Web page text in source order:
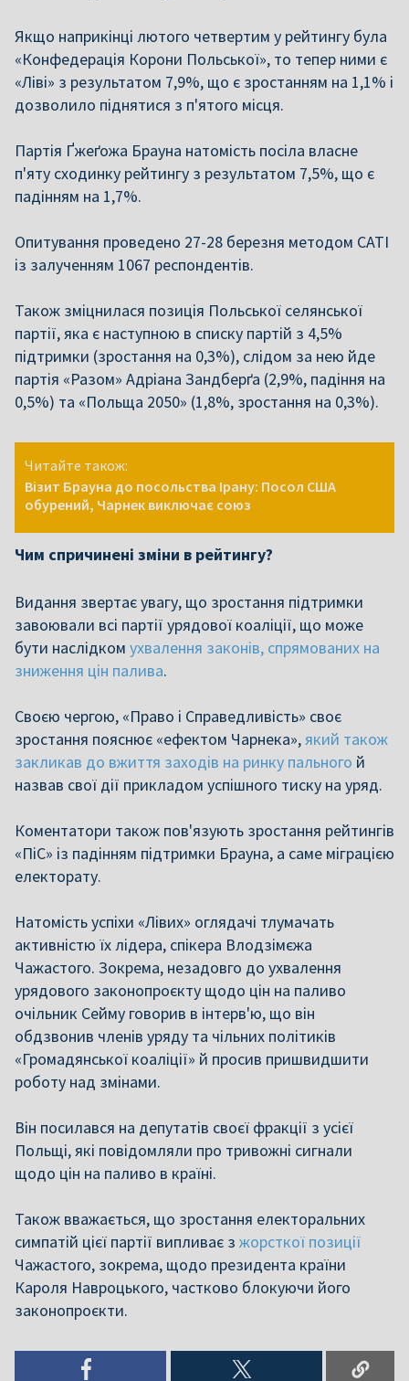
Якщо наприкінці лютого четвертим у рейтингу була
«Конфедерація Корони Польської», то тепер ними є
«Ліві» з результатом 7,9%, що є зростанням на 1,1% і
дозволило піднятися з п'ятого місця.
Партія Ґжеґожа Брауна натомість посіла власне
п'яту сходинку рейтингу з результатом 7,5%, що є
падінням на 1,7%.
Опитування проведено 27-28 березня методом CATI
із залученням 1067 респондентів.
Також зміцнилася позиція Польської селянської
партії, яка є наступною в списку партій з 4,5%
підтримки (зростання на 0,3%), слідом за нею йде
партія «Разом» Адріана Зандберґа (2,9%, падіння на
0,5%) та «Польща 2050» (1,8%, зростання на 0,3%).
Читайте також:
Візит Брауна до посольства Ірану: Посол США
обурений, Чарнек виключає союз
Чим спричинені зміни в рейтингу?
Видання звертає увагу, що зростання підтримки
завоювали всі партії урядової коаліції, що може
бути наслідком ухвалення законів, спрямованих на
зниження цін палива.
Своєю чергою, «Право і Справедливість» своє
зростання пояснює «ефектом Чарнека»,який також
закликав до вжиття заходів на ринку пального й
назвав свої дії прикладом успішного тиску на уряд.
Коментатори також пов'язують зростання рейтингів
«ПіС» із падінням підтримки Брауна, а саме міграцією
електорату.
Натомість успіхи «Лівих» оглядачі тлумачать
активністю їх лідера, спікера Влодзімєжа
Чажастого. Зокрема, незадовго до ухвалення
урядового законопроєкту щодо цін на паливо
очільник Сейму говорив в інтерв'ю, що він
обдзвонив членів уряду та чільних політиків
«Громадянської коаліції» й просив пришвидшити
роботу над змінами.
Він посилався на депутатів своєї фракції з усієї
Польщі, які повідомляли про тривожні сигнали
щодо цін на паливо в країні.
Також вважається, що зростання електоральних
симпатій цієї партії випливає з жорсткої позиції
Чажастого, зокрема, щодо президента країни
Кароля Навроцького, частково блокуючи його
законопроєкти.